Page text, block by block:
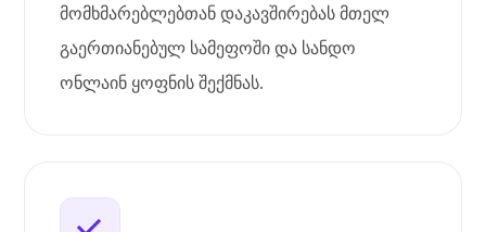
მომხმარებლებთან დაკავშირებას მთელ
გაერთიანებულ სამეფოში და სანდო
ონლაინ ყოფნის შექმნას.